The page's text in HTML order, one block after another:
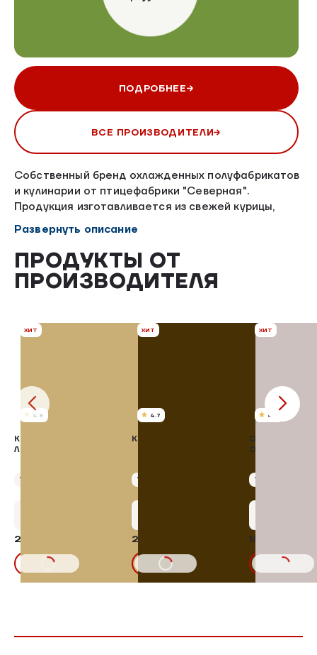
ПОДРОБНЕЕ
ВСЕ ПРОИЗВОДИТЕЛИ
Собственный бренд охлажденных полуфабрикатов
и кулинарии от птицефабрики "Северная".
Продукция изготавливается из свежей курицы,
поставляемой день в день АО "Птицефабрика
"Северная".
Развернуть описание
ПРОДУКТЫ ОТ
ПРОИЗВОДИТЕЛЯ
ХИТ
4.8
КОТЛЕТЫ
ЛОМОНОСОВСКИЕ
Упаковка 400 г
242,77 ₽
В КОРЗИНУ
ХИТ
4.7
КОТЛЕТЫ ПО-КИЕВСКИ
Упаковка 400 г
253,66 ₽
В КОРЗИНУ
ХИТ
4.8
СТРИПСЫ
ОВСЯНЫХ
Упаковка 300 г
180,20 ₽
В КОРЗИНУ